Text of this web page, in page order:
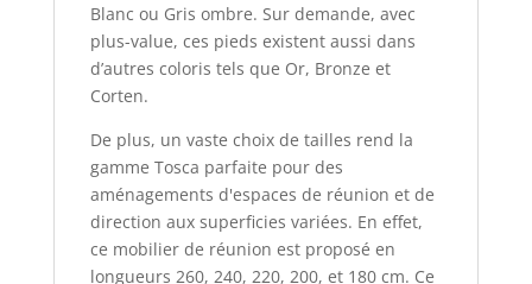
Blanc ou Gris ombre. Sur demande, avec
plus-value, ces pieds existent aussi dans
d’autres coloris tels que Or, Bronze et
Corten.
De plus, un vaste choix de tailles rend la
gamme Tosca parfaite pour des
aménagements d'espaces de réunion et de
direction aux superficies variées. En effet,
ce mobilier de réunion est proposé en
longueurs 260, 240, 220, 200, et 180 cm. Ce